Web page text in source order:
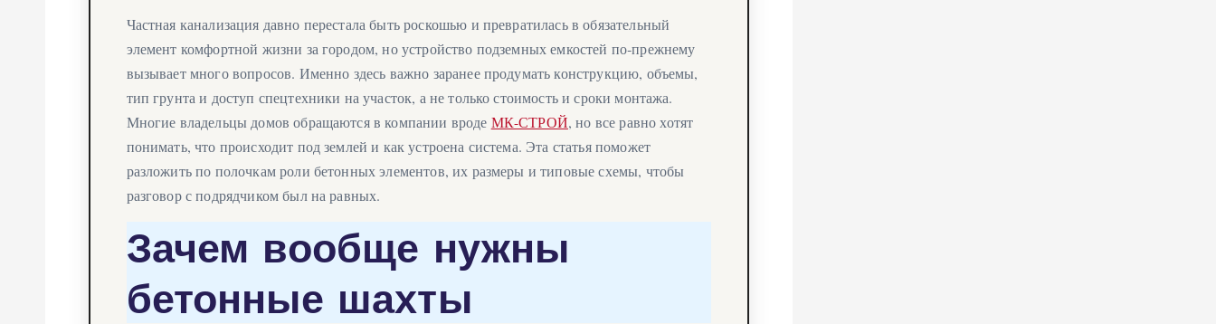
Частная канализация давно перестала быть роскошью и превратилась в обязательный
элемент комфортной жизни за городом, но устройство подземных емкостей по‑прежнему
вызывает много вопросов. Именно здесь важно заранее продумать конструкцию, объемы,
тип грунта и доступ спецтехники на участок, а не только стоимость и сроки монтажа.
Многие владельцы домов обращаются в компании вроде МК-СТРОЙ, но все равно хотят
понимать, что происходит под землей и как устроена система. Эта статья поможет
разложить по полочкам роли бетонных элементов, их размеры и типовые схемы, чтобы
разговор с подрядчиком был на равных.
Зачем вообще нужны
бетонные шахты